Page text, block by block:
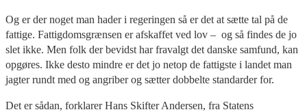
Og er der noget man hader i regeringen så er det at sætte tal på de
fattige. Fattigdomsgrænsen er afskaffet ved lov – og så findes de jo
slet ikke. Men folk der bevidst har fravalgt det danske samfund, kan
opgøres. Ikke desto mindre er det jo netop de fattigste i landet man
jagter rundt med og angriber og sætter dobbelte standarder for.
Det er sådan, forklarer Hans Skifter Andersen, fra Statens